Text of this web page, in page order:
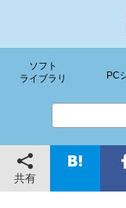
ソフト
ライブラリ
PC
共有